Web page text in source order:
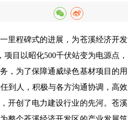
里程碑式的进展，为苍溪经济开发
目以昭化500千伏站变为电源点，
，为了保障通威绿色基材项目的用
到人，积极与各方沟通协调，高效
开创了电力建设行业的先河。 苍溪